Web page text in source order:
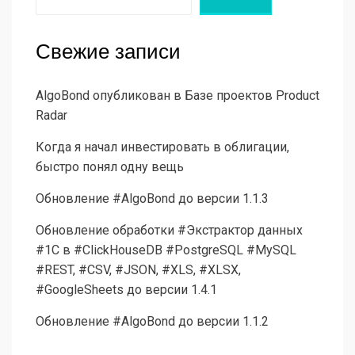
Свежие записи
AlgoBond опубликован в Базе проектов Product
Radar
Когда я начал инвестировать в облигации,
быстро понял одну вещь
Обновление #AlgoBond до версии 1.1.3
Обновление обработки #Экстрактор данных
#1С в #ClickHouseDB #PostgreSQL #MySQL
#REST, #CSV, #JSON, #XLS, #XLSX,
#GoogleSheets до версии 1.4.1
Обновление #AlgoBond до версии 1.1.2